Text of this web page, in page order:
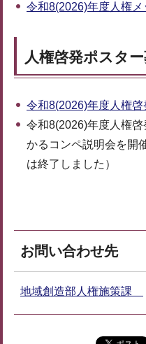
令和8(2026)年度人権
人権啓発ポスタ
令和8(2026)年度人権啓
令和8(2026)年度人権
かるコンペ説明会を開
は終了しました）
お問い合わせ先
地域創造部人権施策課